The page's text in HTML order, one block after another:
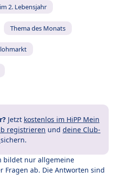
2. Lebensjahr
Thema des Monats
Jetzt kostenlos im HiPP Mein
registrieren und deine Club-
sichern.
bildet nur allgemeine
ab. Die Antworten sind